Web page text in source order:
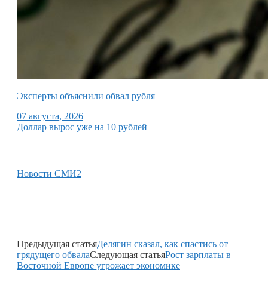
Эксперты объяснили обвал рубля
07 августа, 2026
Доллар вырос уже на 10 рублей
Новости СМИ2
Предыдущая статьяДелягин сказал, как спастись от
грядущего обвалаСледующая статьяРост зарплаты в
Восточной Европе угрожает экономике